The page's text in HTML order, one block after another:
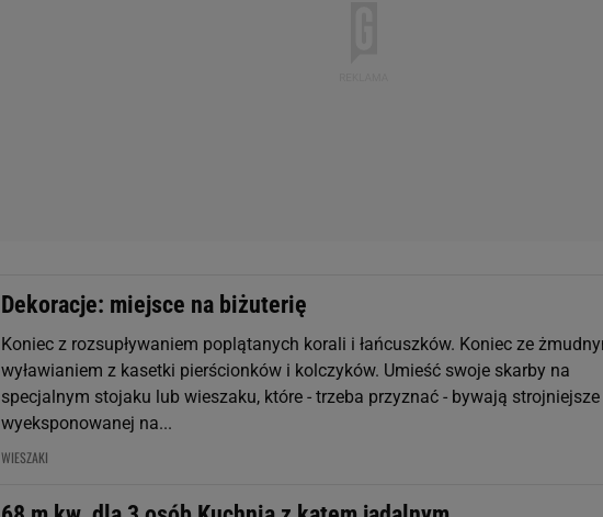
Dekoracje: miejsce na biżuterię
Koniec z rozsupływaniem poplątanych korali i łańcuszków. Koniec ze
wyławianiem z kasetki pierścionków i kolczyków. Umieść swoje skarby na
specjalnym stojaku lub wieszaku, które - trzeba przyznać - bywają
wyeksponowanej na...
WIESZAKI